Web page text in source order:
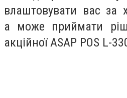
влаштовувати вас за
а може приймати
акційної ASAP POS L-